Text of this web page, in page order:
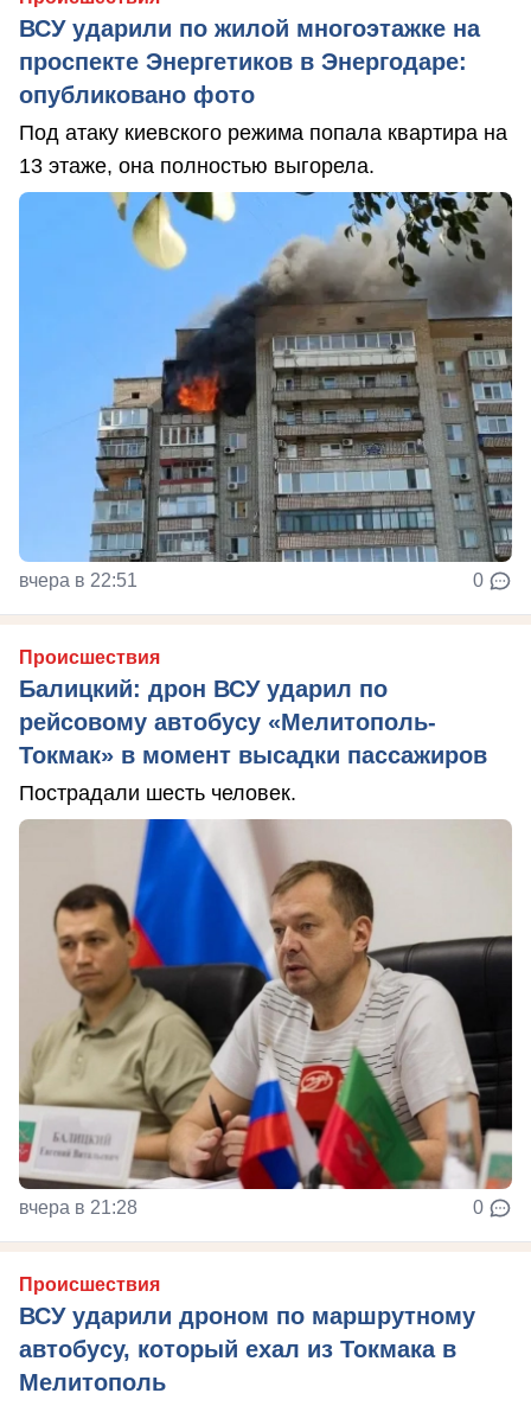
ВСУ ударили по жилой многоэтажке на
проспекте Энергетиков в Энергодаре:
опубликовано фото
Под атаку киевского режима попала квартира на
13 этаже, она полностью выгорела.
вчера в 22:51 0
Происшествия
Балицкий: дрон ВСУ ударил по
рейсовому автобусу «Мелитополь-
Токмак» в момент высадки пассажиров
Пострадали шесть человек.
вчера в 21:28 0
Происшествия
ВСУ ударили дроном по маршрутному
автобусу, который ехал из Токмака в
Мелитополь